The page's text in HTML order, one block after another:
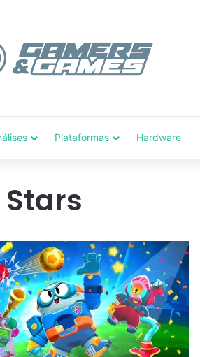
Plataformas Hardware